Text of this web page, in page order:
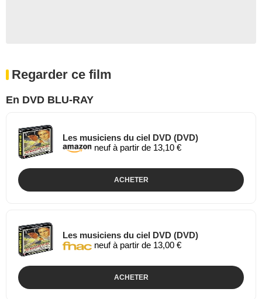
Regarder ce film
En DVD BLU-RAY
Les musiciens du ciel DVD (DVD)
neuf à partir de 13,10 €
ACHETER
Les musiciens du ciel DVD (DVD)
neuf à partir de 13,00 €
ACHETER